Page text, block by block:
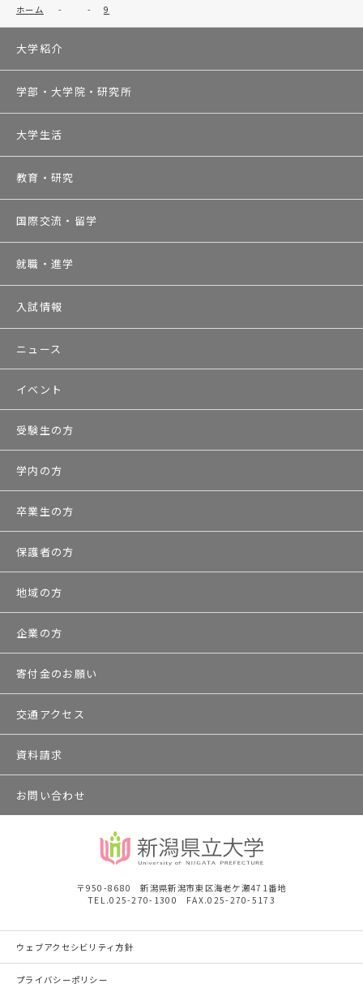
ホーム - - 9
大学紹介
学部・大学院・研究所
大学生活
教育・研究
国際交流・留学
就職・進学
入試情報
ニュース
イベント
受験生の方
学内の方
卒業生の方
保護者の方
地域の方
企業の方
寄付金のお願い
交通アクセス
資料請求
お問い合わせ
〒950-8680 新潟県新潟市東区海老ケ瀬471番地
TEL.025-270-1300 FAX.025-270-5173
ウェブアクセシビリティ方針
プライバシーポリシー